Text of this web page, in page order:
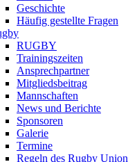
Geschichte
Häufig gestellte Fragen
RUGBY
Trainingszeiten
Ansprechpartner
Mitgliedsbeitrag
Mannschaften
News und Berichte
Sponsoren
Galerie
Termine
Regeln des Rugby Union